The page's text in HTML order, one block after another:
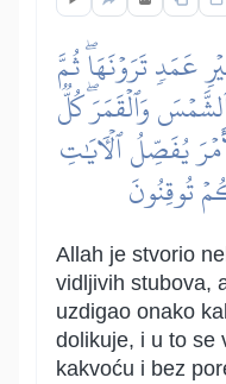
عَمَدٖ تَرَوۡنَهَاۖ ثُمَّ
وَٱلۡقَمَرَۖ كُلّٞ
يُفَصِّلُ ٱلۡأٓيَٰتِ
تُوقِنُونَ
Allah je stvorio
vidljivih stubova,
uzdigao onako
dolikuje, i u to se
kakvoću i bez